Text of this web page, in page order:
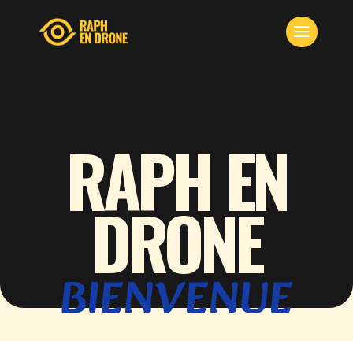
RAPH EN
DRONE
BIENVENUE